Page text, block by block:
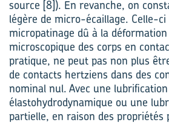
source [8]). En revanche, on
légère de micro-écaillage. Celle-ci
micropatinage dû à la
microscopique des corps en
pratique, ne peut pas non plus
de contacts hertziens dans des
nominal nul. Avec une lubrification
élastohydrodynamique ou une
partielle, en raison des propriétés